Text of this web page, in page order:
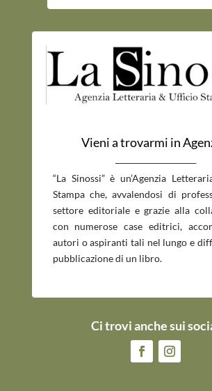
Vieni a trovarmi in
“La Sinossi” è un’Agenzia
Stampa che, avvalendosi di
settore editoriale e grazie alla
con numerose case editrici,
autori o aspiranti tali nel lungo e
pubblicazione di un libro.
Ci trovi anche sui